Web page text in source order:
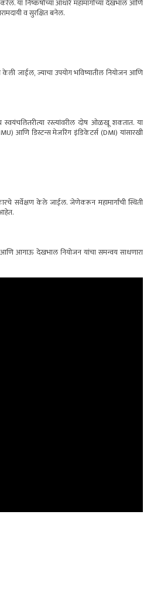
या निष्कर्षांच्या आधारे महामार्गांच्या देखभाल आणि
व सुरक्षित बनेल.
केली जाईल, ज्याचा उपयोग भविष्यातील नियोजन आणि
स्वयंचलितरीत्या रस्त्यांवरील दोष ओळखू शकतात. या
आणि डिस्टन्स मेजरिंग इंडिकेटर्स (DMI) यांसारखी
सर्वेक्षण केले जाईल. जेणेकरून महामार्गांची स्थिती
आणि आगाऊ देखभाल नियोजन यांचा समन्वय साधणारा